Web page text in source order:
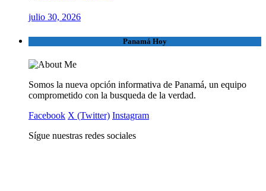
julio 30, 2026
Panamá Hoy
Somos la nueva opción informativa de Panamá, un equipo
comprometido con la busqueda de la verdad.
Facebook X (Twitter) Instagram
Sígue nuestras redes sociales